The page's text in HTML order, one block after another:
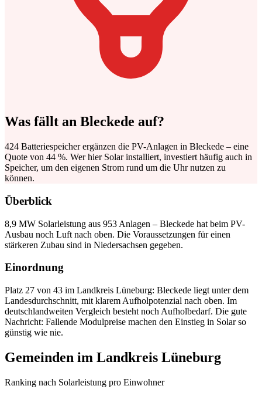
Was fällt an Bleckede auf?
424 Batteriespeicher ergänzen die PV-Anlagen in Bleckede – eine
Quote von 44 %. Wer hier Solar installiert, investiert häufig auch in
Speicher, um den eigenen Strom rund um die Uhr nutzen zu
können.
Überblick
8,9 MW Solarleistung aus 953 Anlagen – Bleckede hat beim PV-
Ausbau noch Luft nach oben. Die Voraussetzungen für einen
stärkeren Zubau sind in Niedersachsen gegeben.
Einordnung
Platz 27 von 43 im Landkreis Lüneburg: Bleckede liegt unter dem
Landesdurchschnitt, mit klarem Aufholpotenzial nach oben. Im
deutschlandweiten Vergleich besteht noch Aufholbedarf. Die gute
Nachricht: Fallende Modulpreise machen den Einstieg in Solar so
günstig wie nie.
Gemeinden im Landkreis Lüneburg
Ranking nach Solarleistung pro Einwohner